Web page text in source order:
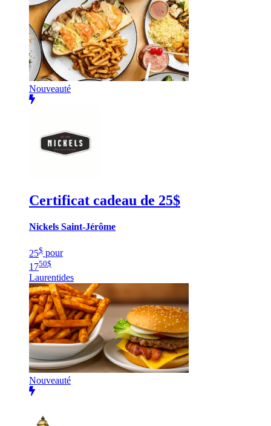
Nouveauté
Certificat cadeau de 25$
Nickels Saint-Jérôme
25$ pour
1750$
Laurentides
Nouveauté